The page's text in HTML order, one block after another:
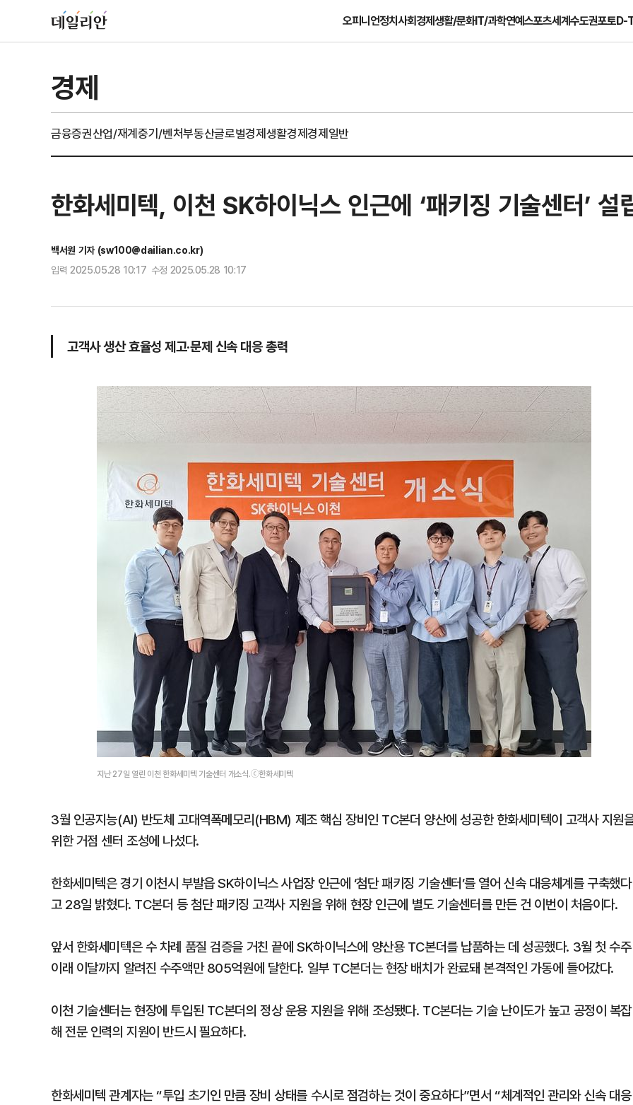
오피니언정치사회경제생활/문화IT/과학연예스포츠세계수도권포토D-
경제
금융증권산업/재계중기/벤처부동산글로벌경제생활경제경제일반
한화세미텍, 이천 SK하이닉스 인근에 ‘패키징 기술센터’ 설
백서원 기자 (sw100@dailian.co.kr)
입력 2025.05.28 10:17 수정 2025.05.28 10:17
고객사 생산 효율성 제고·문제 신속 대응 총력
지난 27일 열린 이천 한화세미텍 기술센터 개소식.ⓒ한화세미텍
3월 인공지능(AI) 반도체 고대역폭메모리(HBM) 제조 핵심 장비인 TC본더 양산에 성공한 한화세미텍이 고객사 지원
위한 거점 센터 조성에 나섰다.
한화세미텍은 경기 이천시 부발읍 SK하이닉스 사업장 인근에 ‘첨단 패키징 기술센터’를 열어 신속 대응체계를 구축했다
고 28일 밝혔다. TC본더 등 첨단 패키징 고객사 지원을 위해 현장 인근에 별도 기술센터를 만든 건 이번이 처음이다.
앞서 한화세미텍은 수 차례 품질 검증을 거친 끝에 SK하이닉스에 양산용 TC본더를 납품하는 데 성공했다. 3월 첫 수주
이래 이달까지 알려진 수주액만 805억원에 달한다. 일부 TC본더는 현장 배치가 완료돼 본격적인 가동에 들어갔다.
이천 기술센터는 현장에 투입된 TC본더의 정상 운용 지원을 위해 조성됐다. TC본더는 기술 난이도가 높고 공정이 복잡
해 전문 인력의 지원이 반드시 필요하다.
한화세미텍 관계자는 “투입 초기인 만큼 장비 상태를 수시로 점검하는 것이 중요하다”면서 “체계적인 관리와 신속 대응